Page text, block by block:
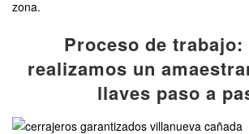
zona.
Proceso de trabajo:
realizamos un
llaves paso a